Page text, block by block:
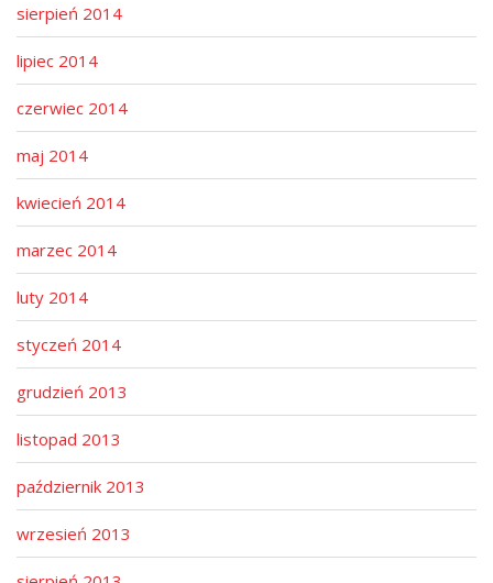
sierpień 2014
lipiec 2014
czerwiec 2014
maj 2014
kwiecień 2014
marzec 2014
luty 2014
styczeń 2014
grudzień 2013
listopad 2013
październik 2013
wrzesień 2013